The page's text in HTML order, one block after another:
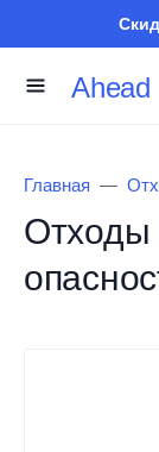
Ahead
Главная
Отходы